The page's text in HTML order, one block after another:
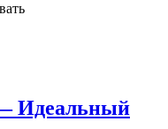
Идеальный